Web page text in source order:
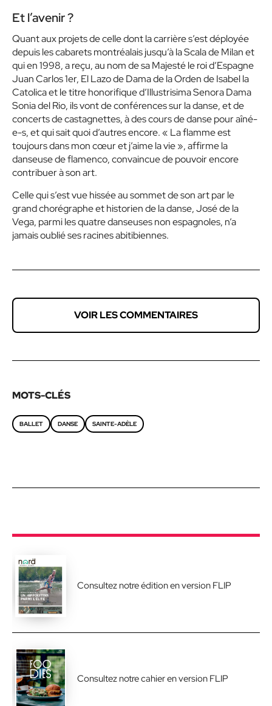
Et l’avenir ?
Quant aux projets de celle dont la carrière s’est déployée
depuis les cabarets montréalais jusqu’à la Scala de Milan et
qui en 1998, a reçu, au nom de sa Majesté le roi d’Espagne
Juan Carlos 1er, El Lazo de Dama de la Orden de Isabel la
Catolica et le titre honorifique d’Illustrisima Senora Dama
Sonia del Rio, ils vont de conférences sur la danse, et de
concerts de castagnettes, à des cours de danse pour aîné-
e-s, et qui sait quoi d’autres encore. « La flamme est
toujours dans mon cœur et j’aime la vie », affirme la
danseuse de flamenco, convaincue de pouvoir encore
contribuer à son art.
Celle qui s’est vue hissée au sommet de son art par le
grand chorégraphe et historien de la danse, José de la
Vega, parmi les quatre danseuses non espagnoles, n’a
jamais oublié ses racines abitibiennes.
VOIR LES COMMENTAIRES
MOTS-CLÉS
BALLET DANSE SAINTE-ADÈLE
Consultez notre édition en version FLIP
Consultez notre cahier en version FLIP